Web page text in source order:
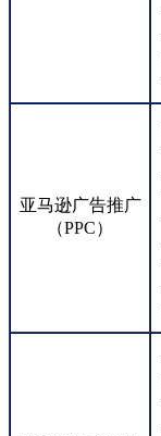
亚马逊广告推广
（PPC）